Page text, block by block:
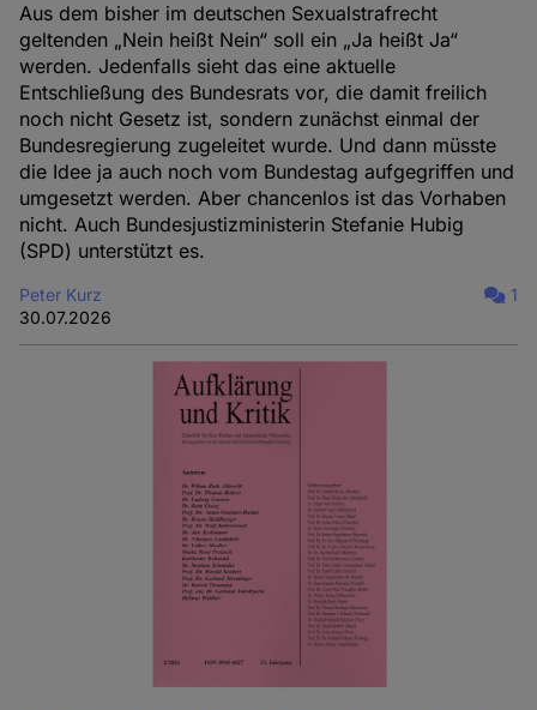
Aus dem bisher im deutschen Sexualstrafrecht
geltenden „Nein heißt Nein“ soll ein „Ja heißt Ja“
werden. Jedenfalls sieht das eine aktuelle
Entschließung des Bundesrats vor, die damit freilich
noch nicht Gesetz ist, sondern zunächst einmal der
Bundesregierung zugeleitet wurde. Und dann müsste
die Idee ja auch noch vom Bundestag aufgegriffen und
umgesetzt werden. Aber chancenlos ist das Vorhaben
nicht. Auch Bundesjustizministerin Stefanie Hubig
(SPD) unterstützt es.
Peter Kurz
30.07.2026
1